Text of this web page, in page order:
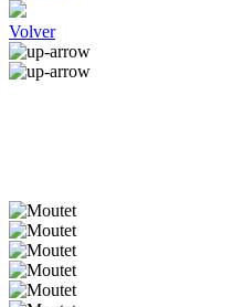
Volver